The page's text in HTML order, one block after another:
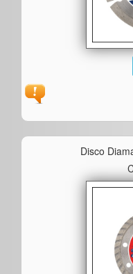
Disco